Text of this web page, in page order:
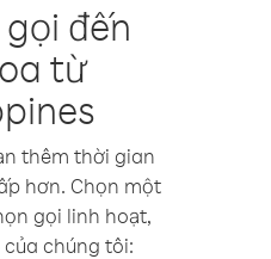
đến
từ
thêm thời gian
hơn. Chọn một
gọi linh hoạt,
chúng tôi: